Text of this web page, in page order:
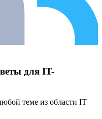
для IT-
теме из области IT